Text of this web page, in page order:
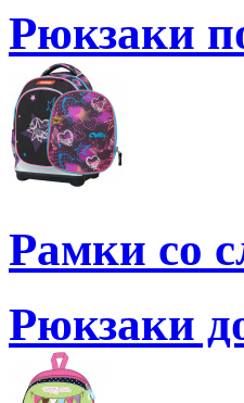
Рюкзаки
Рамки со
Рюкзаки